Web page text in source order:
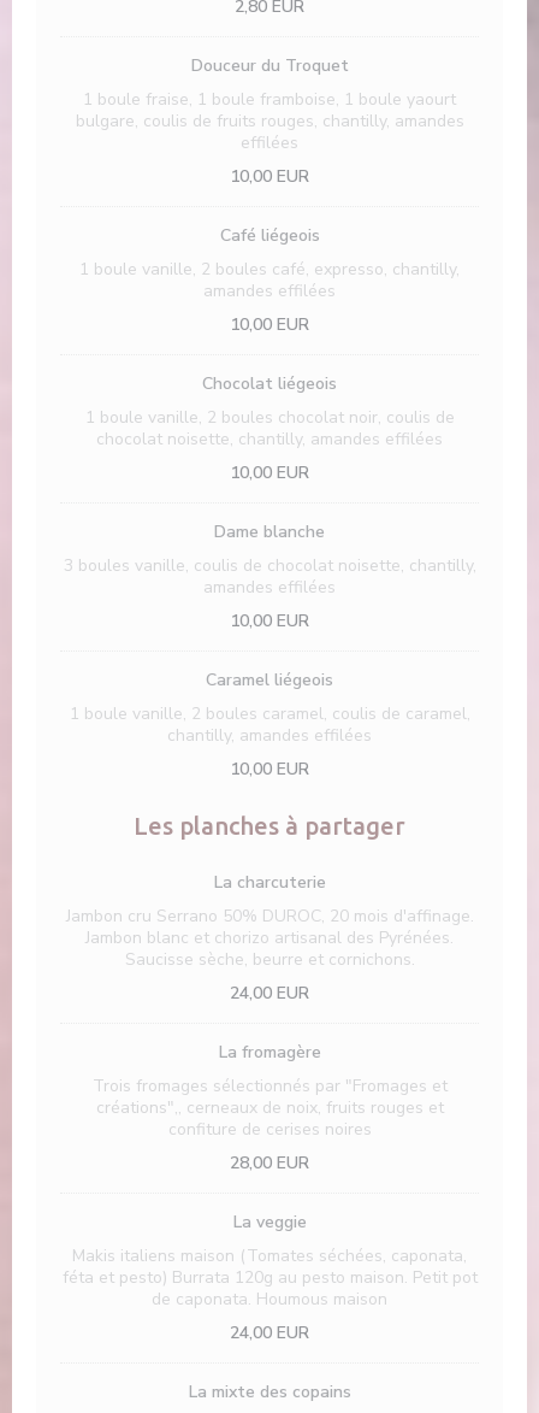
2,80 EUR
Douceur du Troquet
1 boule fraise, 1 boule framboise, 1 boule yaourt
bulgare, coulis de fruits rouges, chantilly, amandes
effilées
10,00 EUR
Café liégeois
1 boule vanille, 2 boules café, expresso, chantilly,
amandes effilées
10,00 EUR
Chocolat liégeois
1 boule vanille, 2 boules chocolat noir, coulis de
chocolat noisette, chantilly, amandes effilées
10,00 EUR
Dame blanche
3 boules vanille, coulis de chocolat noisette, chantilly,
amandes effilées
10,00 EUR
Caramel liégeois
1 boule vanille, 2 boules caramel, coulis de caramel,
chantilly, amandes effilées
10,00 EUR
Les planches à partager
La charcuterie
Jambon cru Serrano 50% DUROC, 20 mois d'affinage.
Jambon blanc et chorizo artisanal des Pyrénées.
Saucisse sèche, beurre et cornichons.
24,00 EUR
La fromagère
Trois fromages sélectionnés par "Fromages et
créations",, cerneaux de noix, fruits rouges et
confiture de cerises noires
28,00 EUR
La veggie
Makis italiens maison (Tomates séchées, caponata,
féta et pesto) Burrata 120g au pesto maison. Petit pot
de caponata. Houmous maison
24,00 EUR
La mixte des copains